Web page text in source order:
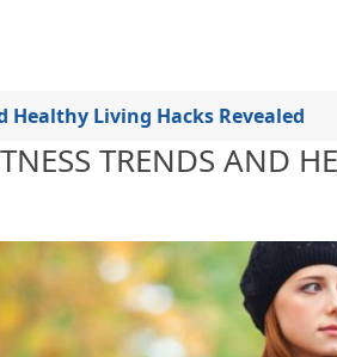
Healthy Living Hacks Revealed
TRENDS AND